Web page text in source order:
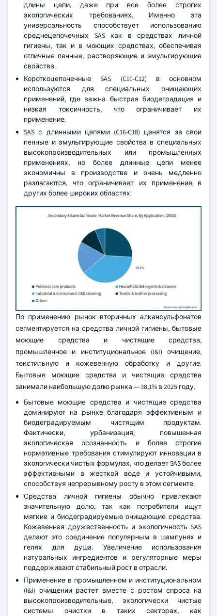
длины цепи, даже при все более строгих
экологических требованиях. Именно эта
универсальность способствует использованию
среднецепочечных SAS как в средствах личной
гигиены, так и в моющих средствах, обеспечивая
отличные пенные, растворяющие и эмульгирующие
свойства.
Короткоцепочечные SAS (C10-C12) в основном
используются для специальных очищающих
применений, где важна быстрая биодеградация и
низкая токсичность, что ограничивает их
применение.
SAS с длинными цепями (C16-C18) ценятся за свои
пенные и эмульгирующие свойства в специальных
высокопроизводительных или промышленных
применениях, но более длинные цепи менее
экономичны в производстве и очень медленно
разлагаются, что ограничивает их применение в
других более широких областях.
По применению рынок вторичных алкансульфонатов
сегментируется на средства личной гигиены, бытовые
моющие средства и чистящие средства,
промышленное и институциональное (I&I) очищение,
текстильную и кожевенную обработку и другие.
Бытовые моющие средства и чистящие средства
занимали наибольшую долю рынка — 38,1% в 2025 году.
Бытовые моющие средства и чистящие средства
доминируют на рынке благодаря эффективным и
биодеградируемым чистящим продуктам.
Фактически, урбанизация, повышенная
экологическая осознанность и более строгие
нормативные требования стимулируют инновации в
экологически чистых формулах, что делает SAS более
эффективными в жесткой воде и устойчивыми,
способствуя непрерывному росту в этом сегменте.
Средства личной гигиены обычно привлекают
значительную долю, так как потребители ищут
мягкие и биодеградируемые очищающие средства.
Кожевенная дружественность и экологичность SAS
делают это соединение популярным в шампунях и
гелях для душа. Увеличение использования
натуральных ингредиентов и регуляторные меры
поддерживают стабильный рост в отрасли.
Применение в промышленном и институциональном
(I&I) очищении растет вместе с ростом спроса на
высокопроизводительные, экологически чистые
системы очистки в таких секторах, как